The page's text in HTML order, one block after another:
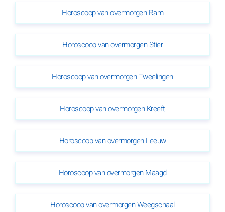
Horoscoop van overmorgen Ram
Horoscoop van overmorgen Stier
Horoscoop van overmorgen Tweelingen
Horoscoop van overmorgen Kreeft
Horoscoop van overmorgen Leeuw
Horoscoop van overmorgen Maagd
Horoscoop van overmorgen Weegschaal